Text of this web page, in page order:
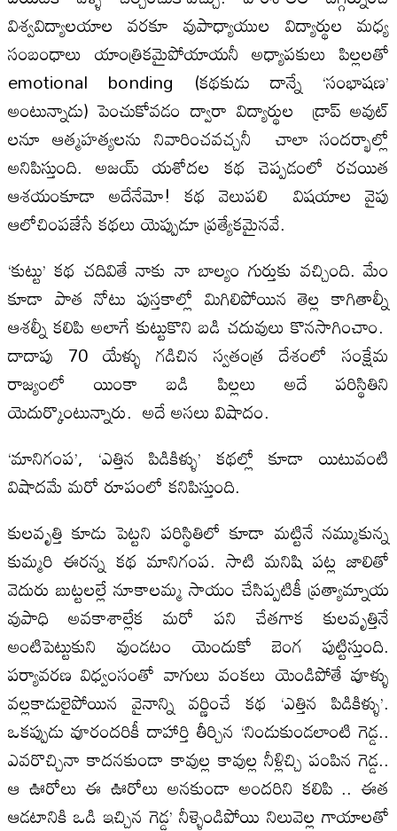
విశ్వవిద్యాలయాల వరకూ వుపాధ్యాయుల విద్యార్థుల మధ్య
సంబంధాలు యాంత్రికమైపోయాయనీ అధ్యాపకులు పిల్లలతో
emotional bonding (కథకుడు దాన్నే ‘సంభాషణ’
అంటున్నాడు) పెంచుకోవడం ద్వారా విద్యార్థుల డ్రాప్ అవుట్
లనూ ఆత్మహత్యలను నివారించవచ్చనీ చాలా సందర్భాల్లో
అనిపిస్తుంది. అజయ్ యశోదల కథ చెప్పడంలో రచయిత
ఆశయంకూడా అదేనేమో! కథ వెలుపలి విషయాల వైపు
ఆలోచింపజేసే కథలు యెప్పుడూ ప్రత్యేకమైనవే.
‘కుట్టు’ కథ చదివితే నాకు నా బాల్యం గుర్తుకు వచ్చింది. మేం
కూడా పాత నోటు పుస్తకాల్లో మిగిలిపోయిన తెల్ల కాగితాల్నీ
ఆశల్నీ కలిపి అలాగే కుట్టుకొని బడి చదువులు కొనసాగించాం.
దాదాపు 70 యేళ్ళు గడిచిన స్వతంత్ర దేశంలో సంక్షేమ
రాజ్యంలో యింకా బడి పిల్లలు అదే పరిస్థితిని
యెదుర్కొంటున్నారు. అదే అసలు విషాదం.
‘మానిగంప’, ‘ఎత్తిన పిడికిళ్ళు’ కథల్లో కూడా యిటువంటి
విషాదమే మరో రూపంలో కనిపిస్తుంది.
కులవృత్తి కూడు పెట్టని పరిస్థితిలో కూడా మట్టినే నమ్ముకున్న
కుమ్మరి ఈరన్న కథ మానిగంప. సాటి మనిషి పట్ల జాలితో
వెదురు బుట్టలల్లే నూకాలమ్మ సాయం చేసిప్పటికీ ప్రత్యామ్నాయ
వుపాధి అవకాశాల్లేక మరో పని చేతగాక కులవృత్తినే
అంటిపెట్టుకుని వుండటం యెందుకో బెంగ పుట్టిస్తుంది.
పర్యావరణ విధ్వంసంతో వాగులు వంకలు యెండిపోతే వూళ్ళు
వల్లకాడులైపోయిన వైనాన్ని వర్ణించే కథ ‘ఎత్తిన పిడికిళ్ళు’.
ఒకప్పుడు వూరందరికీ దాహార్తి తీర్చిన ‘నిండుకుండలాంటి గెడ్డ..
ఎవరొచ్చినా కాదనకుండా కావుల్ల కావుల్ల నీళ్లిచ్చి పంపిన గెడ్డ..
ఆ ఊరోలు ఈ ఊరోలు అనకుండా అందరిని కలిపి .. ఈత
ఆడటానికి ఒడి ఇచ్చిన గెడ్డ’ నీళ్ళెండిపోయి నిలువెల్ల గాయాలతో